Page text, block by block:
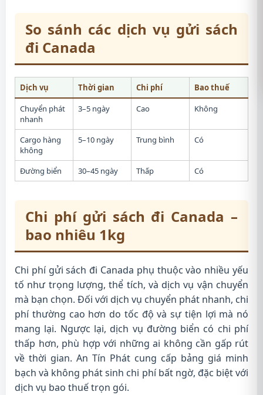
So sánh các dịch vụ gửi sách
đi Canada
Dịch vụ Thời gian Chi phí
Bao thuế
Chuyển phát
nhanh
3–5 ngày Cao Không
Cargo hàng
không
5–10 ngày Trung bình Có
Đường biển 30–45 ngày Thấp Có
Chi phí gửi sách đi Canada –
bao nhiêu 1kg
Chi phí gửi sách đi Canada phụ thuộc vào nhiều yếu
tố như trọng lượng, thể tích, và dịch vụ vận chuyển
mà bạn chọn. Đối với dịch vụ chuyển phát nhanh, chi
phí thường cao hơn do tốc độ và sự tiện lợi mà nó
mang lại. Ngược lại, dịch vụ đường biển có chi phí
thấp hơn, phù hợp với những ai không cần gấp rút
về thời gian. An Tín Phát cung cấp bảng giá minh
bạch và không phát sinh chi phí bất ngờ, đặc biệt với
dịch vụ bao thuế trọn gói.